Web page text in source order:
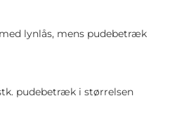
lynlås, mens pudebetræk
pudebetræk i størrelsen